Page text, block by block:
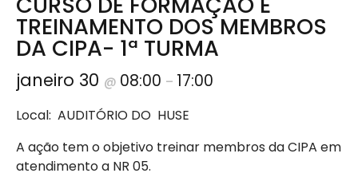
TREINAMENTO DOS MEMBROS
DA CIPA- 1ª TURMA
janeiro 30 @ 08:00 – 17:00
Local: AUDITÓRIO DO HUSE
A ação tem o objetivo treinar membros da CIPA em
atendimento a NR 05.